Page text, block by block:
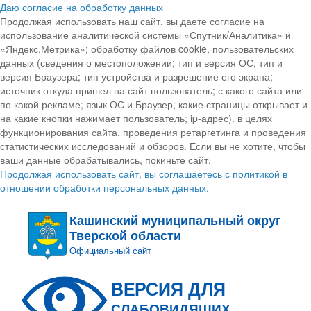
Даю согласие на обработку данных
Продолжая использовать наш сайт, вы даете согласие на
использование аналитической системы «Спутник/Аналитика» и
«Яндекс.Метрика»; обработку файлов cookie, пользовательских
данных (сведения о местоположении; тип и версия ОС, тип и
версия Браузера; тип устройства и разрешение его экрана;
источник откуда пришел на сайт пользователь; с какого сайта или
по какой рекламе; язык ОС и Браузер; какие страницы открывает и
на какие кнопки нажимает пользователь; ip-адрес). в целях
функционирования сайта, проведения ретаргетинга и проведения
статистических исследований и обзоров. Если вы не хотите, чтобы
ваши данные обрабатывались, покиньте сайт.
Продолжая использовать сайт, вы соглашаетесь с политикой в
отношении обработки персональных данных.